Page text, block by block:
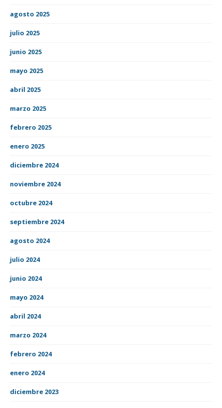
agosto 2025
julio 2025
junio 2025
mayo 2025
abril 2025
marzo 2025
febrero 2025
enero 2025
diciembre 2024
noviembre 2024
octubre 2024
septiembre 2024
agosto 2024
julio 2024
junio 2024
mayo 2024
abril 2024
marzo 2024
febrero 2024
enero 2024
diciembre 2023